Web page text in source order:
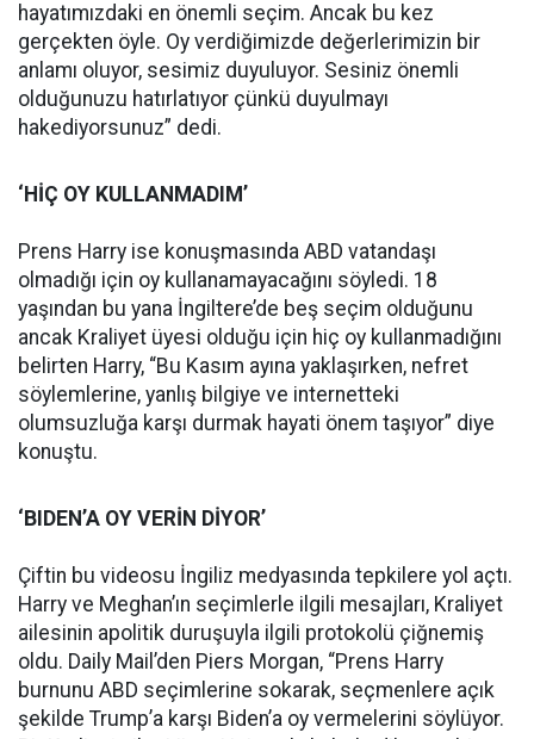
hayatımızdaki en önemli seçim. Ancak bu kez
gerçekten öyle. Oy verdiğimizde değerlerimizin bir
anlamı oluyor, sesimiz duyuluyor. Sesiniz önemli
olduğunuzu hatırlatıyor çünkü duyulmayı
hakediyorsunuz” dedi.
‘HİÇ OY KULLANMADIM’
Prens Harry ise konuşmasında ABD vatandaşı
olmadığı için oy kullanamayacağını söyledi. 18
yaşından bu yana İngiltere’de beş seçim olduğunu
ancak Kraliyet üyesi olduğu için hiç oy kullanmadığını
belirten Harry, “Bu Kasım ayına yaklaşırken, nefret
söylemlerine, yanlış bilgiye ve internetteki
olumsuzluğa karşı durmak hayati önem taşıyor” diye
konuştu.
‘BIDEN’A OY VERİN DİYOR’
Çiftin bu videosu İngiliz medyasında tepkilere yol açtı.
Harry ve Meghan’ın seçimlerle ilgili mesajları, Kraliyet
ailesinin apolitik duruşuyla ilgili protokolü çiğnemiş
oldu. Daily Mail’den Piers Morgan, “Prens Harry
burnunu ABD seçimlerine sokarak, seçmenlere açık
şekilde Trump’a karşı Biden’a oy vermelerini söylüyor.